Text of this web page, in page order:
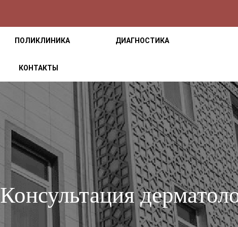
ПОЛИКЛИНИКА ДИАГНОСТИКА
КОНТАКТЫ
Консультация